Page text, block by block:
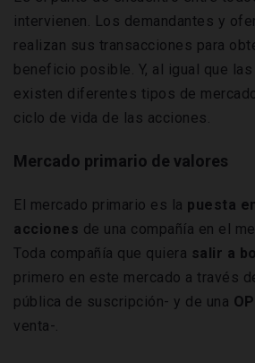
intervienen. Los demandantes y
realizan sus transacciones para
beneficio posible. Y, al igual que
existen diferentes tipos de
ciclo de vida de las acciones.
Mercado primario de valores
El mercado primario es la puesta
acciones de una compañía en el
Toda compañía que quiera salir a
primero en este mercado a través
pública de suscripción- y de una
venta-.